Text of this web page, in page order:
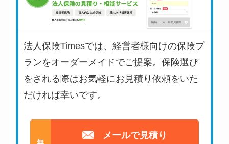
法人保険Timesでは、経営者様向けの保険プ
ランをオーダーメイドでご提案。保険選び
をされる際はお気軽にお見積り依頼をいた
だければ幸いです。
メールで見積り